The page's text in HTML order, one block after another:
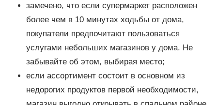
замечено, что если супермаркет расположен
более чем в 10 минутах ходьбы от дома,
покупатели предпочитают пользоваться
услугами небольших магазинов у дома. Не
забывайте об этом, выбирая место;
если ассортимент состоит в основном из
недорогих продуктов первой необходимости,